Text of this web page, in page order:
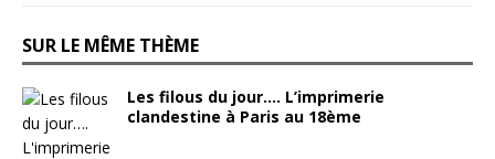
SUR LE MÊME THÈME
Les filous du jour…. L’imprimerie
clandestine à Paris au 18ème